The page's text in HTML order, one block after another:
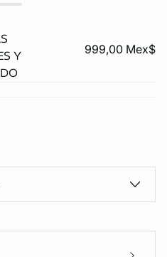
Y
999,00 Mex$